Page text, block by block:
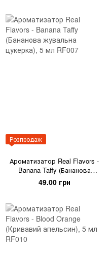
Розпродаж
Ароматизатор Real Flavors -
Banana Taffy (Бананова
жувальна цукерка), 5 мл
49.00 грн